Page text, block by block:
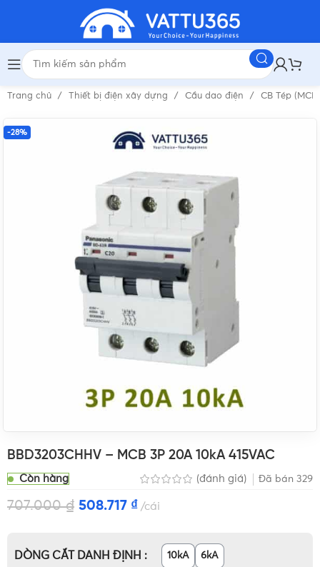
Trang chủ Thiết bị điện xây dựng Cầu dao điện CB Tép
-28%
BBD3203CHHV – MCB 3P 20A 10kA 415VAC
Còn hàng (đánh giá) Đã bán 329
707.000₫ 508.717 ₫ cái
DÒNG CẮT DANH ĐỊNH 10kA 6kA